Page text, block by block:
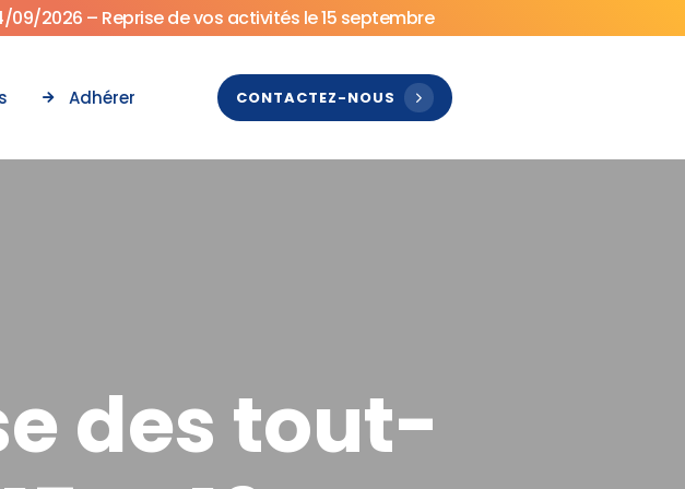
2026 – Reprise de vos activités le 15 septembre
Adhérer CONTACTEZ-NOUS
des tout-